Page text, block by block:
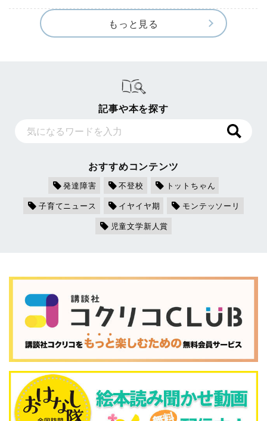
もっと見る
記事や本を探す
おすすめコンテンツ
発達障害 不登校
トットちゃん
子育てニュース
イヤイヤ期
モンテッソーリ
児童文学新人賞